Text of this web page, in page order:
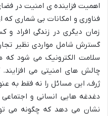
اهمیت فزاینده ی امنیت در
فناوری و امکانات بی شماری که
زمان دیگری در زندگی افراد
گسترش شامل مواردی نظیر
سلامت الکترونیک می شود که
چالش های امنیتی می
ژرف، این مسائل را نه فقط به
دغدغه هایی انسانی و
نشان می دهد که چگونه می